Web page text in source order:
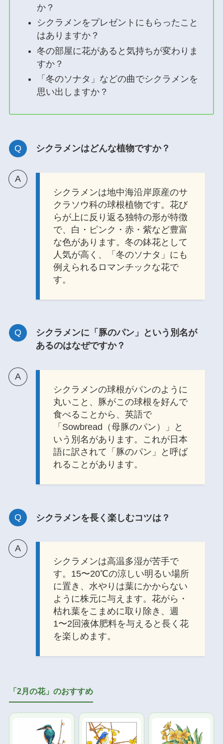
か？
シクラメンをプレゼントにもらったこと
はありますか？
冬の部屋に花があると気持ちが変わりま
すか？
「冬のソナタ」などの曲でシクラメンを
思い出しますか？
シクラメンはどんな植物ですか？
シクラメンは地中海沿岸原産のサ
クラソウ科の球根植物です。花び
らが上に反り返る独特の形が特徴
で、白・ピンク・赤・紫など豊富
な色があります。冬の鉢花として
人気が高く、「冬のソナタ」にも
例えられるロマンチックな花で
す。
シクラメンに「豚のパン」という別名が
あるのはなぜですか？
シクラメンの球根がパンのように
丸いこと、豚がこの球根を好んで
食べることから、英語で
「Sowbread（母豚のパン）」と
いう別名があります。これが日本
語に訳されて「豚のパン」と呼ば
れることがあります。
シクラメンを長く楽しむコツは？
シクラメンは高温多湿が苦手で
す。15〜20℃の涼しい明るい場所
に置き、水やりは葉にかからない
ように株元に与えます。花がら・
枯れ葉をこまめに取り除き、週
1〜2回液体肥料を与えると長く花
を楽しめます。
「2月の花」のおすすめ